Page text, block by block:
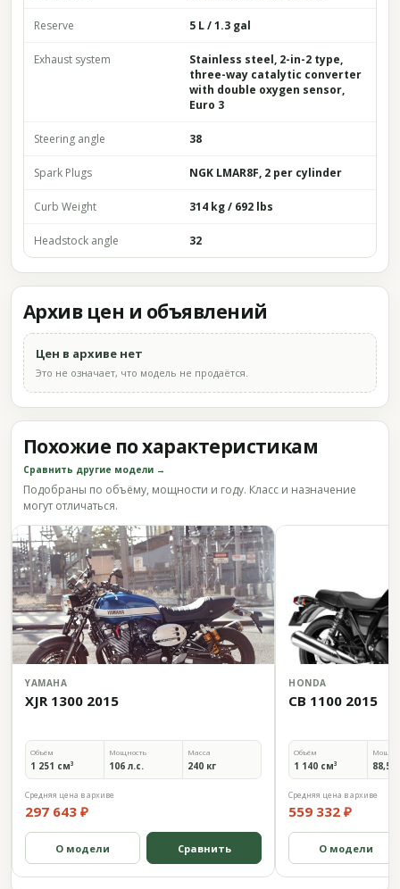
Reserve 5 L / 1.3 gal
Exhaust system
Stainless steel, 2-in-2 type,
three-way catalytic converter
with double oxygen sensor,
Euro 3
Steering angle 38
Spark Plugs NGK LMAR8F, 2 per cylinder
Curb Weight 314 kg / 692 lbs
Headstock angle 32
Архив цен и объявлений
Цен в архиве нет
Это не означает, что модель не продаётся.
Похожие по характеристикам
Сравнить другие модели →
Подобраны по объёму, мощности и году. Класс и назначение
могут отличаться.
YAMAHA
XJR 1300 2015
Объём
1 251 см³
Мощность
106 л.с.
Масса
240 кг
Средняя цена в архиве
297 643 ₽
О модели Сравнить
HONDA
CB 1100 2015
Объём
1 140 см³ 88,5
Средняя цена в архиве
559 332 ₽
О модели